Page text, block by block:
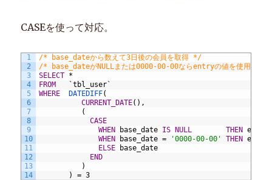
CASEを使って対応。
1
2
3
4
5
6
7
8
9
10
11
12
13
14
/* base_dateから数えて3日後の会員を取得 */
/* base_dateがNULLまたは0000-00-00ならentryの値を使用 */
SELECT *
FROM
`tbl_user`
WHERE
DATEDIFF(
CURRENT_DATE(),
(
CASE
WHEN
base_date IS NULL THEN
entry
WHEN
base_date = '0000-00-00' THEN
entry
ELSE
base_date
END
)
)
= 3